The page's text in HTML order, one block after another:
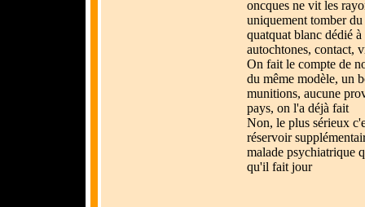
oncques ne vit les
uniquement tomber
quatquat blanc dédié
autochtones, contact,
On fait le compte de
du même modèle, un
munitions, aucune
pays, on l'a déjà fait
Non, le plus sérieux
réservoir
malade psychiatrique
qu'il fait jour